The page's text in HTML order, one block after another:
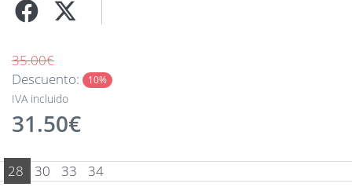
35.00€
Descuento:
10%
IVA incluido
31.50€
28 30 33 34